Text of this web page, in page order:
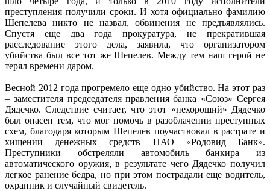
преступления получили сроки. И хотя официально фамилию
Шепелева никто не назвал, обвинения не предъявлялись.
Спустя еще два года прокуратура, не прекратившая
расследование этого дела, заявила, что организатором
убийства был все тот же Шепелев. Между тем наш герой не
терял времени даром.
Весной 2012 года прогремело еще одно убийство. На этот раз
– заместителя председателя правления банка «Союз» Сергея
Дядечко. Следствие считает, что этот «нехороший» Дядечко
был опасен тем, что мог помочь в разоблачении преступных
схем, благодаря которым Шепелев поучаствовал в растрате и
хищении денежных средств ПАО «Родовид Банк».
Преступники обстреляли автомобиль банкира из
автоматического оружия, в результате чего Дядечко получил
легкое ранение бедра, но при этом пострадали еще водитель,
охранник и случайный свидетель.